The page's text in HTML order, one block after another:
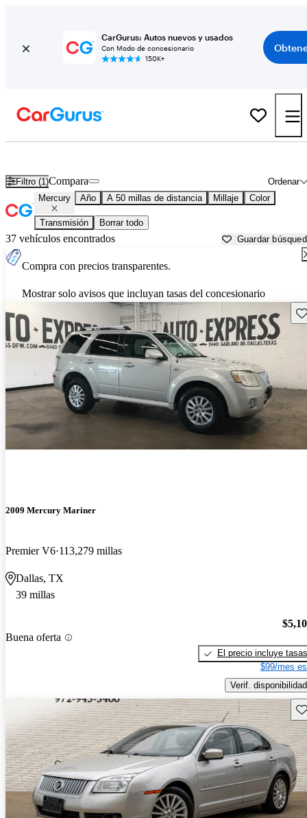
CarGurus: Autos nuevos y usados
Con Modo de concesionario
150K+
Filtro (1) Ordenar
Compara
Mercury Año A 50 millas de distancia Millaje Color
Transmisión Borrar todo
37 vehículos encontrados Guardar
Compra con precios transparentes.
Mostrar solo avisos que incluyan tasas del concesionario
2009 Mercury Mariner
Premier V6 113,279 millas
Dallas, TX
39 millas
Buena oferta
El precio incluye tasas
$99/mes
Verif. disponibilidad